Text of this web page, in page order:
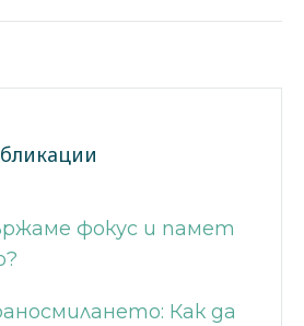
магически качества,
фокус и памет
Как да